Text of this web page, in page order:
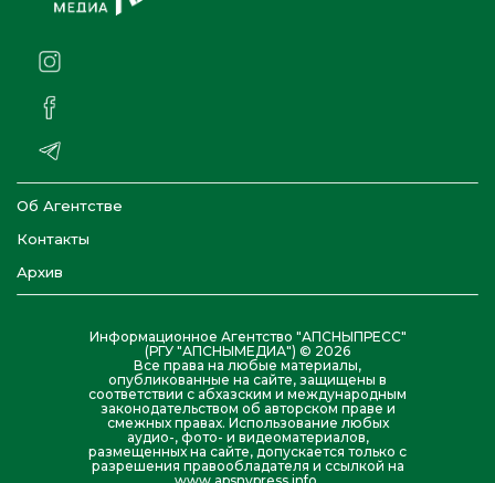
Об Агентстве
Контакты
Архив
Информационное Агентство "АПСНЫПРЕСС"
(РГУ "АПСНЫМЕДИА") © 2026
Все права на любые материалы,
опубликованные на сайте, защищены в
соответствии с абхазским и международным
законодательством об авторском праве и
смежных правах. Использование любых
аудио-, фото- и видеоматериалов,
размещенных на сайте, допускается только с
разрешения правообладателя и ссылкой на